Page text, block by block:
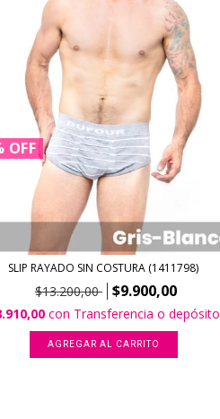
OFF
SLIP RAYADO SIN COSTURA (1411798)
$13.200,00 $9.900,00
con Transferencia o depósito
AGREGAR AL CARRITO